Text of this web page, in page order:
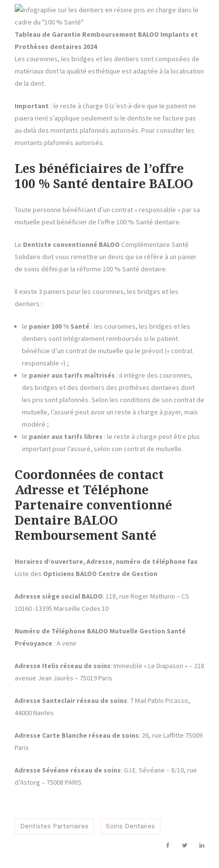
Tableau de Garantie Remboursement BALOO Implants et
Prothèses dentaires 2024
Les couronnes, les bridges et les dentiers sont composées de
matériaux dont la qualité esthétique est adaptée à la localisation
de la dent.
Important : le reste à charge 0 (c’est-à-dire que le patient ne
paiera rien) s’applique seulement si le dentiste ne facture pas
au-delà des montants plafonnés autorisés. Pour consulter les
montants plafonnés autorisés.
Les bénéficiaires de l’offre
100 % Santé dentaire BALOO
Toute personne bénéficiant d’un contrat « responsable » par sa
mutuelle peut bénéficier de l’offre 100 % Santé dentaire.
Le Dentiste conventionné BALOO Complémentaire Santé
Solidaire doit vous remettre un devis qui se réfère à un panier
de soins défini par la réforme 100 % Santé dentaire.
Il existe 3 paniers pour les couronnes, les bridges et les
dentiers :
le panier 100 % Santé : les couronnes, les bridges et les
dentiers sont intégralement remboursés si le patient
bénéficie d’un contrat de mutuelle qui le prévoit (« contrat
responsable ») ;
le panier aux tarifs maîtrisés : il intègre des couronnes,
des bridges et des dentiers des prothèses dentaires dont
les prix sont plafonnés. Selon les conditions de son contrat de
mutuelle, l’assuré peut avoir un reste à charge à payer, mais
modéré ;
le panier aux tarifs libres : le reste à charge peut être plus
important pour l’assuré, selon son contrat de mutuelle.
Coordonnées de contact
Adresse et Téléphone
Partenaire conventionné
Dentaire BALOO
Remboursement Santé
Horaires d’ouverture, Adresse, numéro de téléphone fax
Liste des Opticiens BALOO Centre de Gestion
Adresse siège social BALOO: 118, rue Roger Mathurin – CS
10160 -13395 Marseille Cedex 10
Numéro de Téléphone BALOO Mutuelle Gestion Santé
Prévoyance : A venir
Adresse Itelis réseau de soins: Immeuble « Le Diapason » – 218
avenue Jean Jaurès – 75019 Paris
Adresse Santeclair réseau de soins: 7 Mail Pablo Picasso,
44000 Nantes
Adresse Carte Blanche réseau de soins: 26, rue Laffitte 75009
Paris
Adresse Sévéane réseau de soins: G.I.E. Sévéane – 8/10, rue
d’Astorg – 75008 PARIS
Dentistes Partenaires Soins Dentaires